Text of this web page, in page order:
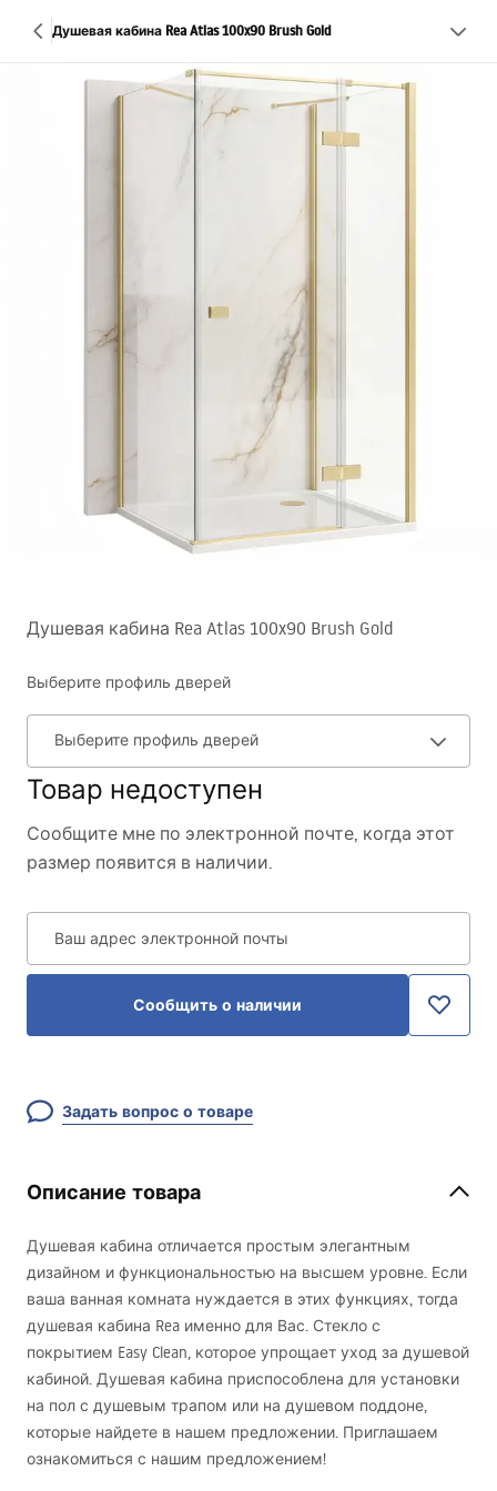
Душевая кабина Rea Atlas 100x90 Brush Gold
Душевая кабина Rea Atlas 100x90 Brush Gold
Выберите профиль дверей
Выберите профиль дверей
Товар недоступен
Сообщите мне по электронной почте, когда этот
размер появится в наличии.
Ваш адрес электронной почты
Сообщить о наличии
Задать вопрос о товаре
Описание товара
Душевая кабина отличается простым элегантным
дизайном и функциональностью на высшем уровне. Если
ваша ванная комната нуждается в этих функциях, тогда
душевая кабина Rea именно для Вас. Стекло с
покрытием Easy Clean, которое упрощает уход за душевой
кабиной. Душевая кабина приспособлена для установки
на пол с душевым трапом или на душевом поддоне,
которые найдете в нашем предложении. Приглашаем
ознакомиться с нашим предложением!